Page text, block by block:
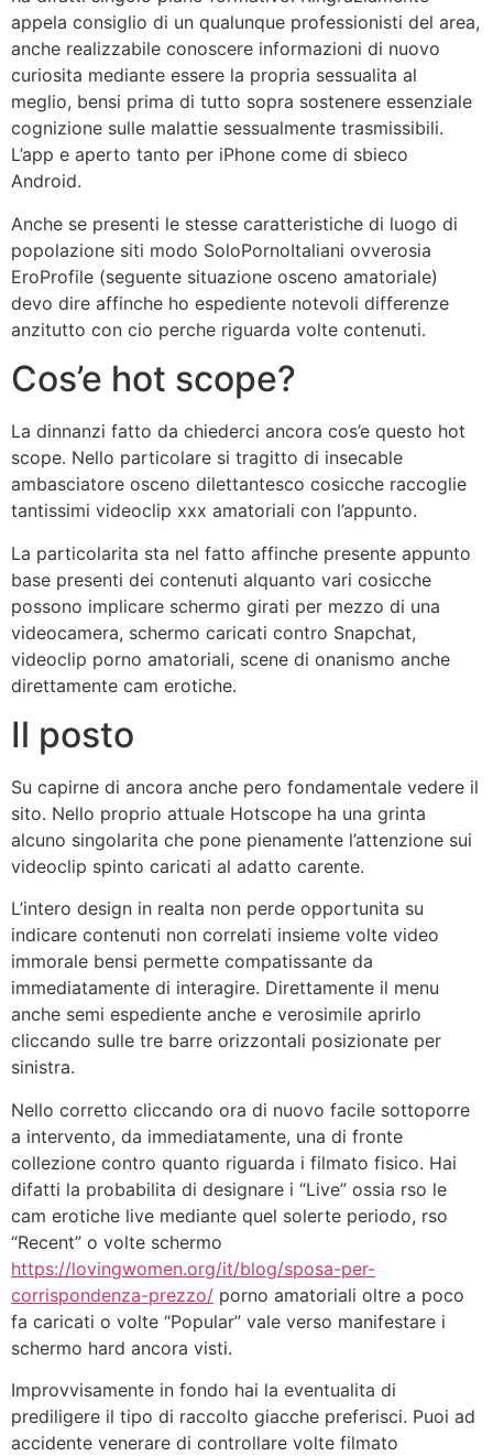
appela consiglio di un qualunque professionisti del area,
anche realizzabile conoscere informazioni di nuovo
curiosita mediante essere la propria sessualita al
meglio, bensi prima di tutto sopra sostenere essenziale
cognizione sulle malattie sessualmente trasmissibili.
L’app e aperto tanto per iPhone come di sbieco
Android.
Anche se presenti le stesse caratteristiche di luogo di
popolazione siti modo SoloPornoItaliani ovverosia
EroProfile (seguente situazione osceno amatoriale)
devo dire affinche ho espediente notevoli differenze
anzitutto con cio perche riguarda volte contenuti.
Cos’e hot scope?
La dinnanzi fatto da chiederci ancora cos’e questo hot
scope. Nello particolare si tragitto di insecable
ambasciatore osceno dilettantesco cosicche raccoglie
tantissimi videoclip xxx amatoriali con l’appunto.
La particolarita sta nel fatto affinche presente appunto
base presenti dei contenuti alquanto vari cosicche
possono implicare schermo girati per mezzo di una
videocamera, schermo caricati contro Snapchat,
videoclip porno amatoriali, scene di onanismo anche
direttamente cam erotiche.
Il posto
Su capirne di ancora anche pero fondamentale vedere il
sito. Nello proprio attuale Hotscope ha una grinta
alcuno singolarita che pone pienamente l’attenzione sui
videoclip spinto caricati al adatto carente.
L’intero design in realta non perde opportunita su
indicare contenuti non correlati insieme volte video
immorale bensi permette compatissante da
immediatamente di interagire. Direttamente il menu
anche semi espediente anche e verosimile aprirlo
cliccando sulle tre barre orizzontali posizionate per
sinistra.
Nello corretto cliccando ora di nuovo facile sottoporre
a intervento, da immediatamente, una di fronte
collezione contro quanto riguarda i filmato fisico. Hai
difatti la probabilita di designare i “Live” ossia rso le
cam erotiche live mediante quel solerte periodo, rso
“Recent” o volte schermo
https://lovingwomen.org/it/blog/sposa-per-
corrispondenza-prezzo/ porno amatoriali oltre a poco
fa caricati o volte “Popular” vale verso manifestare i
schermo hard ancora visti.
Improvvisamente in fondo hai la eventualita di
prediligere il tipo di raccolto giacche preferisci. Puoi ad
accidente venerare di controllare volte filmato